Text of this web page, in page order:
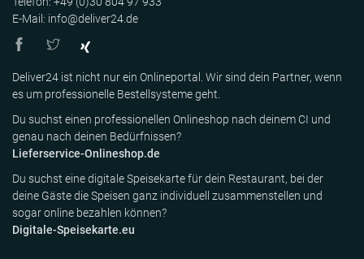
E-Mail: info@deliver24.de
Deliver24 ist nicht nur ein Onlineportal. Wir sind dein Partner, wenn
es um professionelle Bestellsysteme geht.
Du suchst einen professionellen Onlineshop nach deinem CI und
genau nach deinen Bedürfnissen?
Lieferservice-Onlineshop.de
Du suchst eine digitale Speisekarte für dein Restaurant, bei der
deine Gäste die Speisen ganz individuell zusammenstellen und
sogar online bezahlen können?
Digitale-Speisekarte.eu